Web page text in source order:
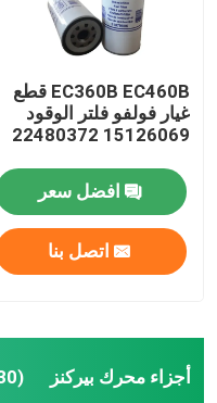
EC360B EC460B قطع
غيار فولفو فلتر الوقود
15126069 22480372
افضل سعر
اتصل بنا
أجزاء محرك بيركنز (30)